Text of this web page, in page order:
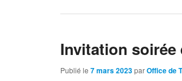
Invitation soirée
Publié le7 mars 2023parOffice de